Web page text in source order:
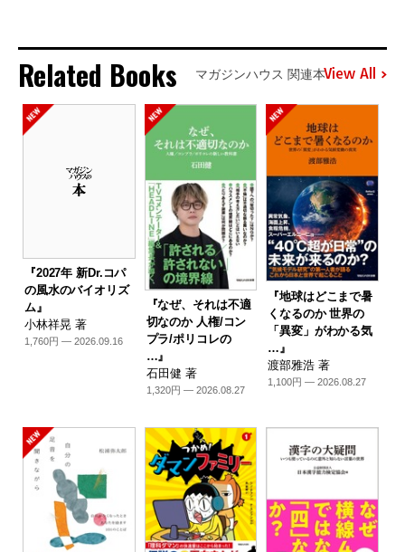
Related Books マガジンハウス 関連本View All
『2027年 新Dr.コパ
の風水のバイオリズ
ム』
小林祥晃 著
1,760円 — 2026.09.16
『なぜ、それは不適
切なのか 人権/コン
プラ/ポリコレの
…』
石田健 著
1,320円 — 2026.08.27
『地球はどこまで暑
くなるのか 世界の
「異変」がわかる気
…』
渡部雅浩 著
1,100円 — 2026.08.27